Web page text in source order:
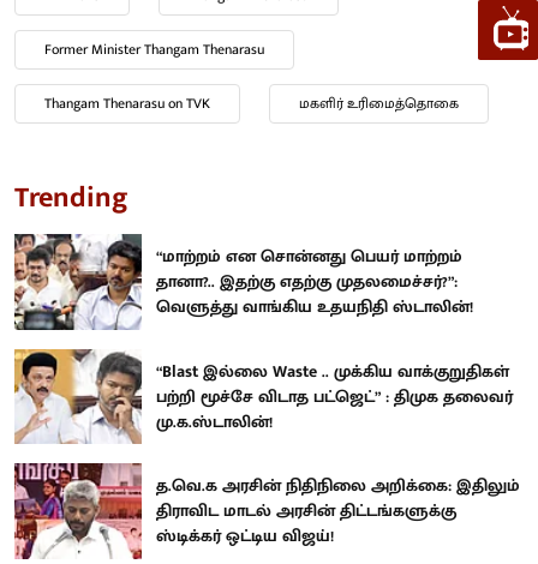
Former Minister Thangam Thenarasu
Thangam Thenarasu on TVK மகளிர் உரிமைத்தொகை
Trending
“மாற்றம் என சொன்னது பெயர் மாற்றம்
தானா?.. இதற்கு எதற்கு முதலமைச்சர்?”:
வெளுத்து வாங்கிய உதயநிதி ஸ்டாலின்!
“Blast இல்லை Waste .. முக்கிய வாக்குறுதிகள்
பற்றி மூச்சே விடாத பட்ஜெட்” : திமுக தலைவர்
மு.க.ஸ்டாலின்!
த.வெ.க அரசின் நிதிநிலை அறிக்கை: இதிலும்
திராவிட மாடல் அரசின் திட்டங்களுக்கு
ஸ்டிக்கர் ஒட்டிய விஜய்!